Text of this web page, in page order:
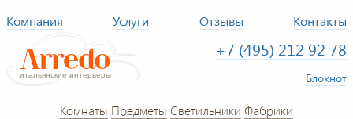
Компания Услуги Отзывы Контакты
+7 (495) 212 92 78
Блокнот
Комнаты Предметы Светильники Фабрики